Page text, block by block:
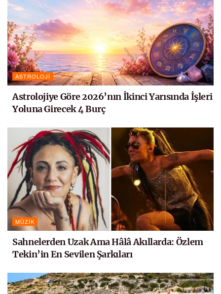
ASTROLOJI
Astrolojiye Göre 2026’nın İkinci Yarısında İşleri
Yoluna Girecek 4 Burç
MÜZIK
Sahnelerden Uzak Ama Hâlâ Akıllarda: Özlem
Tekin’in En Sevilen Şarkıları